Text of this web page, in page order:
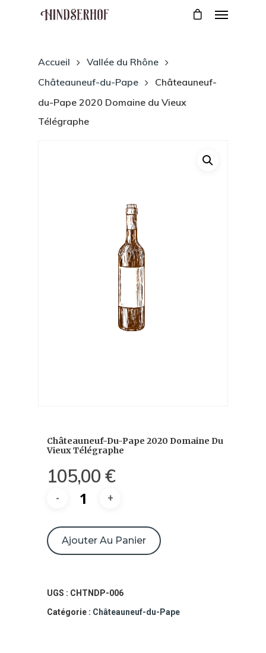
Accueil
Vallée du Rhône
Châteauneuf-du-Pape
Châteauneuf-
du-Pape 2020 Domaine du Vieux
Télégraphe
Châteauneuf-Du-Pape 2020 Domaine Du
Vieux Télégraphe
105,00 €
de
Châteauneuf-
Pape
2020
Ajouter Au Panier
UGS : CHTNDP-006
Catégorie : Châteauneuf-du-Pape